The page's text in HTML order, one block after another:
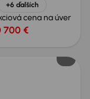
+6 ďalších
cena na úver
700 €